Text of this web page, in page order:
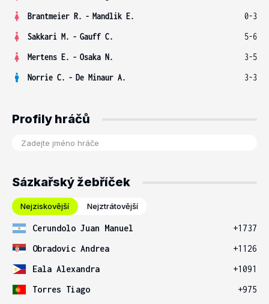
Brantmeier R. - Mandlik E.
0-3
Sakkari M. - Gauff C.
5-6
Mertens E. - Osaka N.
3-5
Norrie C. - De Minaur A. 3-3
Profily hráčů
Sázkařský žebříček
Nejziskovější Nejztrátovější
Cerundolo Juan Manuel
+1737
Obradovic Andrea
+1126
Eala Alexandra
+1091
Torres Tiago
+975